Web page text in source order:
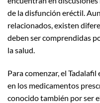
de la disfunción eréctil.
relacionados, existen
deben ser comprendidas
la salud.
Para comenzar, el
en los medicamentos
conocido también por ser